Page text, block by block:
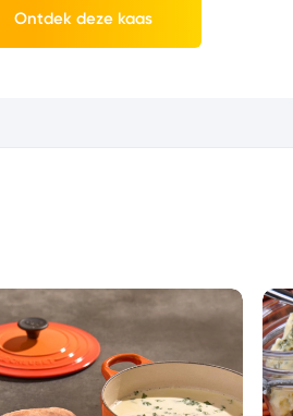
Ontdek deze kaas